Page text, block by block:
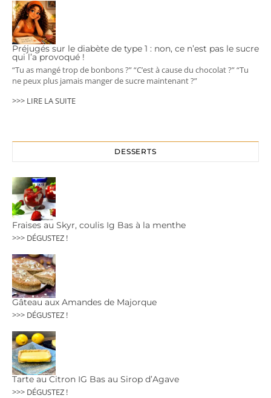
Préjugés sur le diabète de type 1 : non, ce n’est pas le sucre
qui l’a provoqué !
“Tu as mangé trop de bonbons ?” “C’est à cause du chocolat ?” “Tu
ne peux plus jamais manger de sucre maintenant ?”
>>> LIRE LA SUITE
DESSERTS
Fraises au Skyr, coulis Ig Bas à la menthe
>>> DÉGUSTEZ !
Gâteau aux Amandes de Majorque
>>> DÉGUSTEZ !
Tarte au Citron IG Bas au Sirop d’Agave
>>> DÉGUSTEZ !